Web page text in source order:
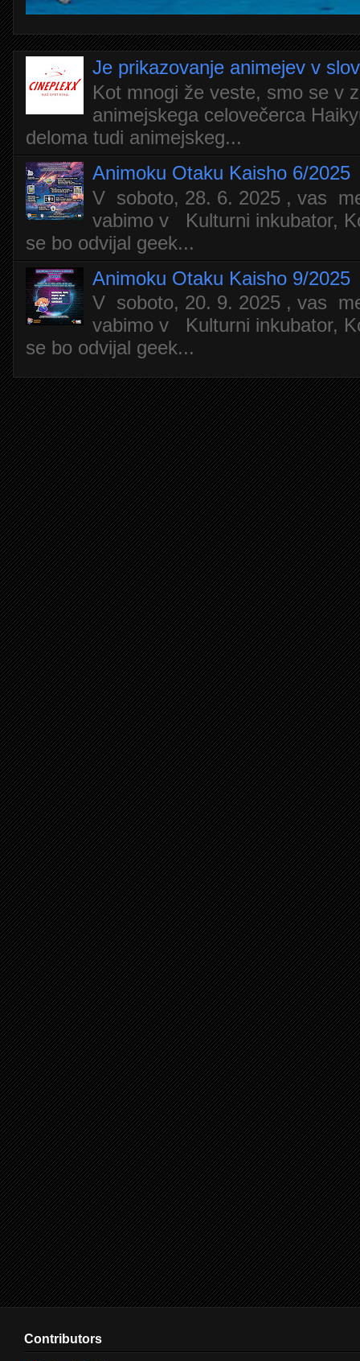
Je prikazovanje animejev v
Kot mnogi že veste, smo se v
animejskega celovečerca
deloma tudi animejskeg...
Animoku Otaku Kaisho 6/2025
V soboto, 28. 6. 2025 , vas
vabimo v Kulturni inkubator,
se bo odvijal geek...
Animoku Otaku Kaisho 9/2025
V soboto, 20. 9. 2025 , vas
vabimo v Kulturni inkubator,
se bo odvijal geek...
Contributors